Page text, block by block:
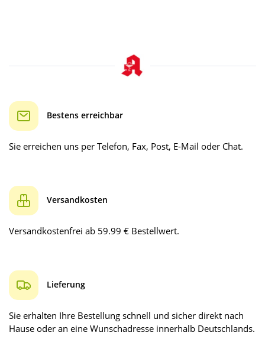
Bestens erreichbar
Sie erreichen uns per Telefon, Fax, Post, E-Mail oder Chat.
Versandkosten
Versandkostenfrei ab 59.99 € Bestellwert.
Lieferung
Sie erhalten Ihre Bestellung schnell und sicher direkt nach
Hause oder an eine Wunschadresse innerhalb Deutschlands.